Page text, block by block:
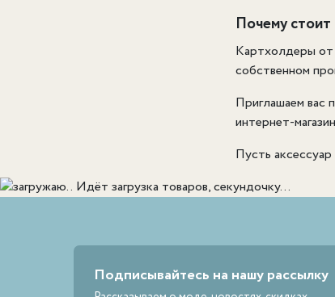
Почему
Картхолдеры от
собственном
Приглашаем вас
интернет-
Пусть
Идёт загрузка товаров, секундочку...
Подписывайтесь на нашу рассылку